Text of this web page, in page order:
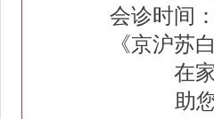
会诊时间：
《京沪苏
在
助